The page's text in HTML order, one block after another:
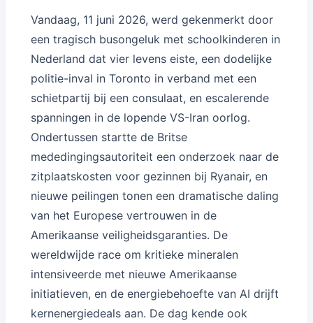
Vandaag, 11 juni 2026, werd gekenmerkt door
een tragisch busongeluk met schoolkinderen in
Nederland dat vier levens eiste, een dodelijke
politie-inval in Toronto in verband met een
schietpartij bij een consulaat, en escalerende
spanningen in de lopende VS-Iran oorlog.
Ondertussen startte de Britse
mededingingsautoriteit een onderzoek naar de
zitplaatskosten voor gezinnen bij Ryanair, en
nieuwe peilingen tonen een dramatische daling
van het Europese vertrouwen in de
Amerikaanse veiligheidsgaranties. De
wereldwijde race om kritieke mineralen
intensiveerde met nieuwe Amerikaanse
initiatieven, en de energiebehoefte van AI drijft
kernenergiedeals aan. De dag kende ook